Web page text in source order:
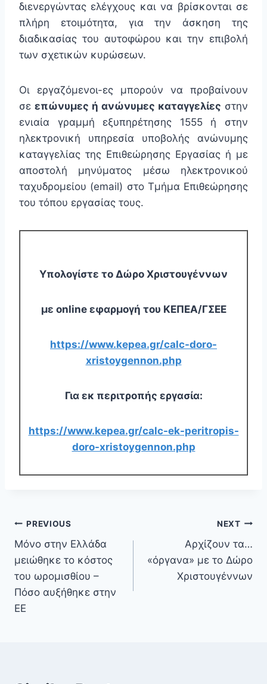
διενεργώντας ελέγχους και να βρίσκονται σε
πλήρη ετοιμότητα, για την άσκηση της
διαδικασίας του αυτοφώρου και την επιβολή
των σχετικών κυρώσεων.
Οι εργαζόμενοι-ες μπορούν να προβαίνουν
σε επώνυμες ή ανώνυμες καταγγελίες στην
ενιαία γραμμή εξυπηρέτησης 1555 ή στην
ηλεκτρονική υπηρεσία υποβολής ανώνυμης
καταγγελίας της Επιθεώρησης Εργασίας ή με
αποστολή μηνύματος μέσω ηλεκτρονικού
ταχυδρομείου (email) στο Τμήμα Επιθεώρησης
του τόπου εργασίας τους.
Υπολογίστε το Δώρο Χριστουγέννων
με onlineεφαρμογή του ΚΕΠΕΑ/ΓΣΕΕ
https://www.kepea.gr/calc-doro-
xristoygennon.php
Για εκ περιτροπής εργασία:
https://www.kepea.gr/calc-ek-peritropis-
doro-xristoygennon.php
PREVIOUS
Μόνο στην Ελλάδα
μειώθηκε το κόστος
του ωρομισθίου –
Πόσο αυξήθηκε στην
ΕΕ
NEXT
Αρχίζουν τα…
«όργανα» με το Δώρο
Χριστουγέννων